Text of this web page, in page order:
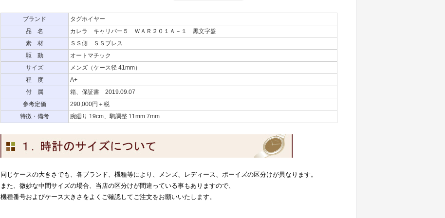
ブランド
タグホイヤー
品 名
カレラ キャリバー５ ＷＡＲ２０１Ａ－１ 黒文字盤
素 材
ＳＳ側 ＳＳブレス
駆 動
オートマチック
サイズ
メンズ（ケース径 41mm）
程 度
A+
付 属
箱、保証書 2019.09.07
参考定価
290,000円＋税
特徴・備考
腕廻り 19cm、駒調整 11mm 7mm
同じケースの大きさでも、各ブランド、機種等により、メンズ、レディース、ボーイズの区分けが異なります。
また、微妙な中間サイズの場合、当店の区分けが間違っている事もありますので、
機種番号およびケース大きさをよくご確認してご注文をお願いいたします。